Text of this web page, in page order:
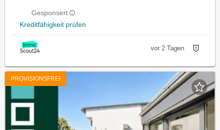
Gesponsert
Kreditfähigkeit prüfen
vor 2 Tagen
PROVISIONSFREI